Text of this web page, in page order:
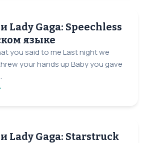
Lady Gaga: Speechless
языке
you said to me Last night we
your hands up Baby you gave
Lady Gaga: Starstruck